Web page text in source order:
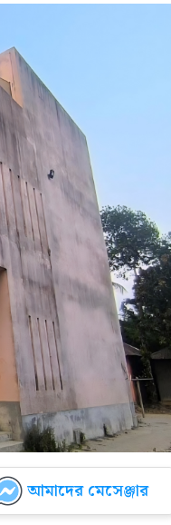
আমাদের মেসেঞ্জার